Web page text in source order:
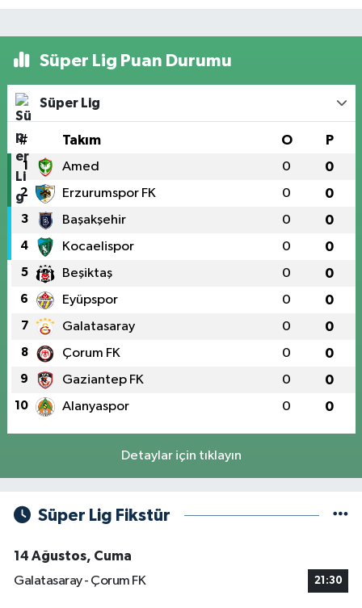
Süper Lig Puan Durumu
Süper Lig
# Takım O P
1 Amed 0 0
2 Erzurumspor FK 0 0
3 Başakşehir 0 0
4 Kocaelispor 0 0
5 Beşiktaş 0 0
6 Eyüpspor 0 0
7 Galatasaray 0 0
8 Çorum FK 0 0
9 Gaziantep FK 0 0
10 Alanyaspor 0 0
Detaylar için tıklayın
Süper Lig Fikstür
14 Ağustos, Cuma
Galatasaray - Çorum FK
21:30